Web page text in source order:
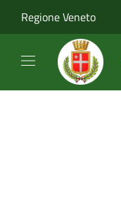
Regione Veneto